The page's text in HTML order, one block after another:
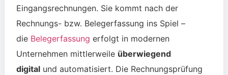
Eingangsrechnungen. Sie kommt nach der
Rechnungs- bzw. Belegerfassung ins Spiel –
dieBelegerfassung erfolgt in modernen
Unternehmen mittlerweile überwiegend
digitalund automatisiert. Die Rechnungsprüfung